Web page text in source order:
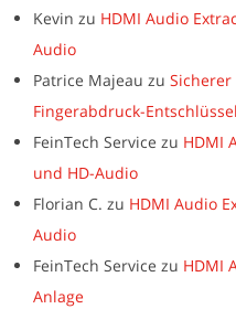
Kevin zu HDMI Audio
Audio
Patrice Majeau zu Sicherer
Fingerabdruck-
FeinTech Service zu HDMI
und HD-Audio
Florian C. zu HDMI Audio
Audio
FeinTech Service zu HDMI
Anlage